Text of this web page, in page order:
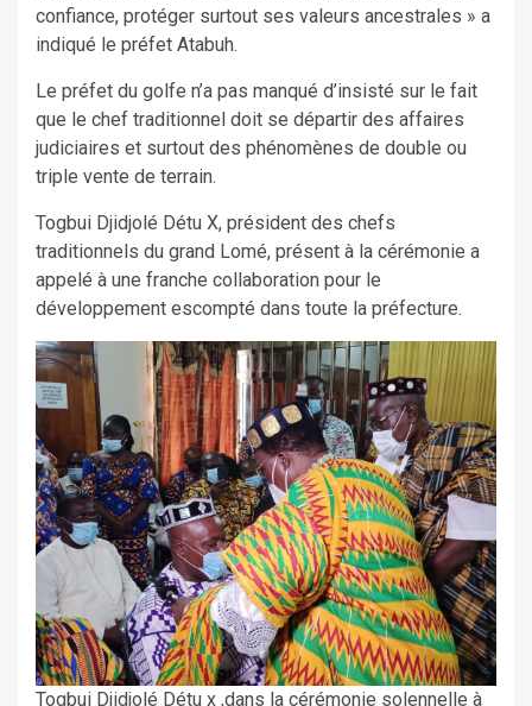
confiance, protéger surtout ses valeurs ancestrales » a
indiqué le préfet Atabuh.
Le préfet du golfe n’a pas manqué d’insisté sur le fait
que le chef traditionnel doit se départir des affaires
judiciaires et surtout des phénomènes de double ou
triple vente de terrain.
Togbui Djidjolé Détu X, président des chefs
traditionnels du grand Lomé, présent à la cérémonie a
appelé à une franche collaboration pour le
développement escompté dans toute la préfecture.
Togbui Djidjolé Détu x ,dans la cérémonie solennelle à